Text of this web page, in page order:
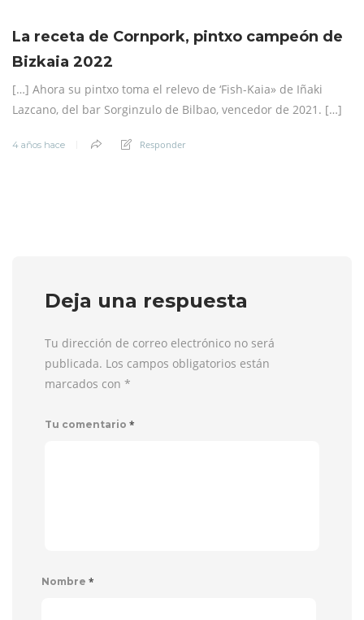
La receta de Cornpork, pintxo campeón de
Bizkaia 2022
[…] Ahora su pintxo toma el relevo de ‘Fish-Kaia» de Iñaki
Lazcano, del bar Sorginzulo de Bilbao, vencedor de 2021. […]
4 años hace Responder
Deja una respuesta
Tu dirección de correo electrónico no será
publicada. Los campos obligatorios están
marcados con *
Tu comentario *
Nombre *